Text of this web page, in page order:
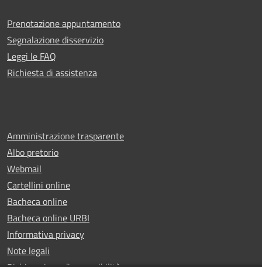
Prenotazione appuntamento
Segnalazione disservizio
Leggi le FAQ
Richiesta di assistenza
Amministrazione trasparente
Albo pretorio
Webmail
Cartellini online
Bacheca online
Bacheca online URBI
Informativa privacy
Note legali